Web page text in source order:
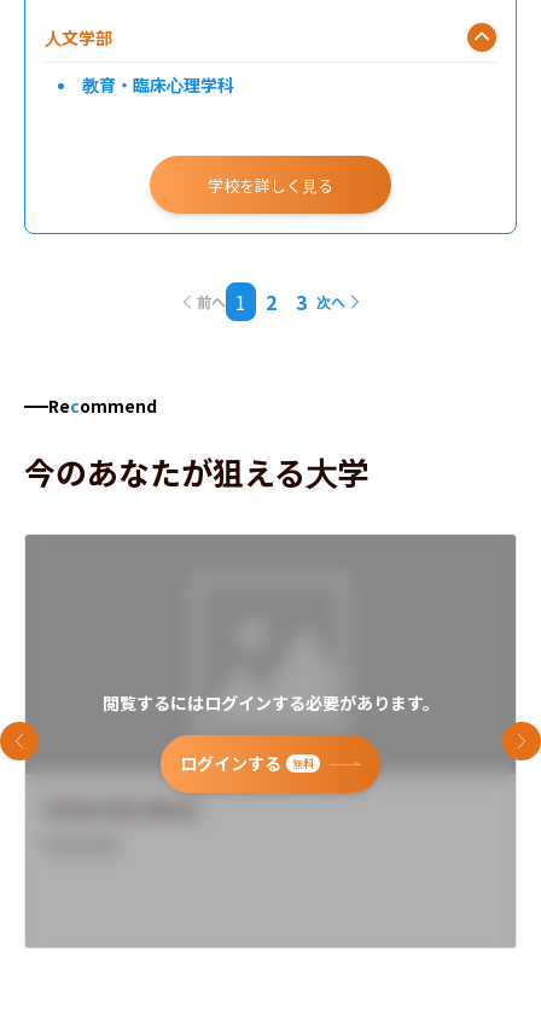
人文学部
教育・臨床心理学科
学校を詳しく見る
前へ 1 2 3 次へ
Recommend
今のあなたが狙える大学
閲覧するにはログインする必要があります。
ログインする 無料
前のスライド 次